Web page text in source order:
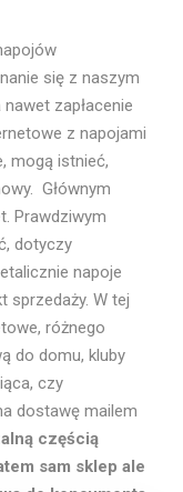
się z naszym
zapłacenie
z napojami
mogą istnieć,
Głównym
Prawdziwym
dotyczy
napoje
sprzedaży. W tej
różnego
do domu, kluby
czy
dostawę mailem
częścią
sam sklep ale